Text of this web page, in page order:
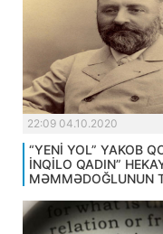
22:09 04.10.2020
“YENİ YOL” YAKOB
İNQİLO QADIN”
MƏMMƏDOĞLUNUN